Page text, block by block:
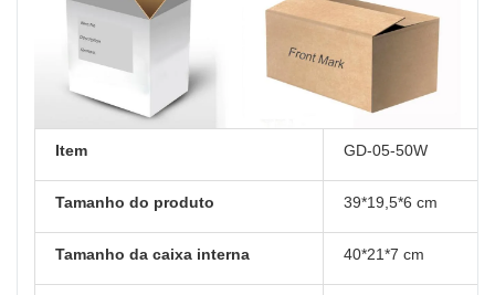
Item GD-05-50W
Tamanho do produto 39*19,5*6 cm
Tamanho da caixa interna 40*21*7 cm